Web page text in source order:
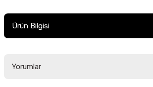
Ürün Bilgisi
Yorumlar